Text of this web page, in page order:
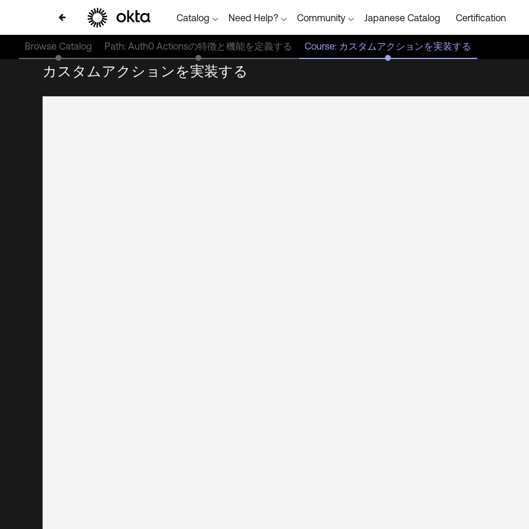
Catalog Need Help? Community Japanese Catalog Certification
Browse Catalog Path: Auth0 Actionsの特徴と機能を定義する Course: カスタムアクションを実装する
カスタムアクションを実装する